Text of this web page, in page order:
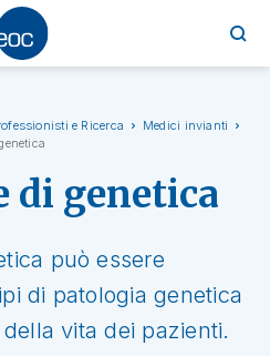
e Ricerca
Medici invianti
di genetica
può essere
di patologia genetica
vita dei pazienti.